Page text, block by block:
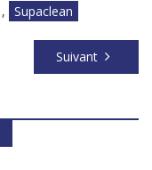
, Supaclean
Suivant